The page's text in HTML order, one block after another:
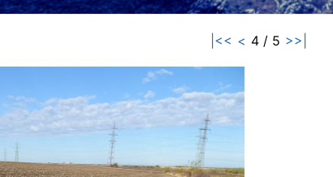
|<< < 4 / 5 >>|